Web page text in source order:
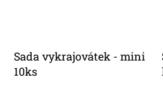
Sada vykrajovátek - mini
10ks